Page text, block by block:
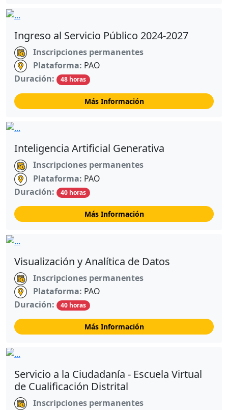
Ingreso al Servicio Público 2024-2027
Inscripciones permanentes
Plataforma: PAO
Duración:
48 horas
Más Información
Inteligencia Artificial Generativa
Inscripciones permanentes
Plataforma: PAO
Duración:
40 horas
Más Información
Visualización y Analítica de Datos
Inscripciones permanentes
Plataforma: PAO
Duración:
40 horas
Más Información
Servicio a la Ciudadanía - Escuela Virtual
de Cualificación Distrital
Inscripciones permanentes